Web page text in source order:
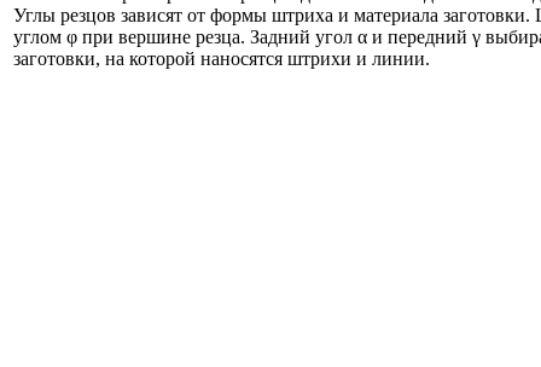
Углы резцов зависят от формы штриха и материала
углом φ при вершине резца. Задний угол α и передний γ
заготовки, на которой наносятся штрихи и линии.